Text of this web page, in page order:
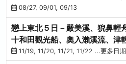
紅社殿（仙台／青森）
08/27, 09/01, 09/13
戀上東北５日－嚴美溪、猊鼻輕
十和田觀光船、奧入瀨溪流、津
（青森／仙台）
11/19, 11/20, 11/21, 11/22 ...更多日期